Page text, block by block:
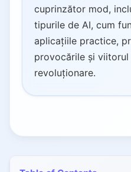
cuprinzător mod,
tipurile de AI, cum
aplicațiile practice,
provocările și
revoluționare.